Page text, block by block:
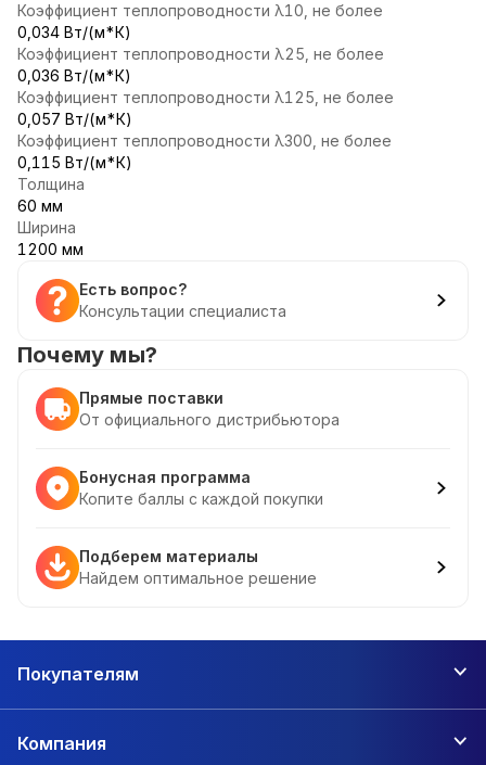
Коэффициент теплопроводности λ10, не более
0,034 Вт/(м*К)
Коэффициент теплопроводности λ25, не более
0,036 Вт/(м*К)
Коэффициент теплопроводности λ125, не более
0,057 Вт/(м*К)
Коэффициент теплопроводности λ300, не более
0,115 Вт/(м*К)
Толщина
60 мм
Ширина
1200 мм
Есть вопрос?
Консультации специалиста
Почему мы?
Прямые поставки
От официального дистрибьютора
Бонусная программа
Копите баллы с каждой покупки
Подберем материалы
Найдем оптимальное решение
Покупателям
Компания